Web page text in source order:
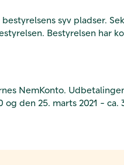
syv pladser.
Bestyrelsen har
NemKonto.
den 25. marts 2021 -